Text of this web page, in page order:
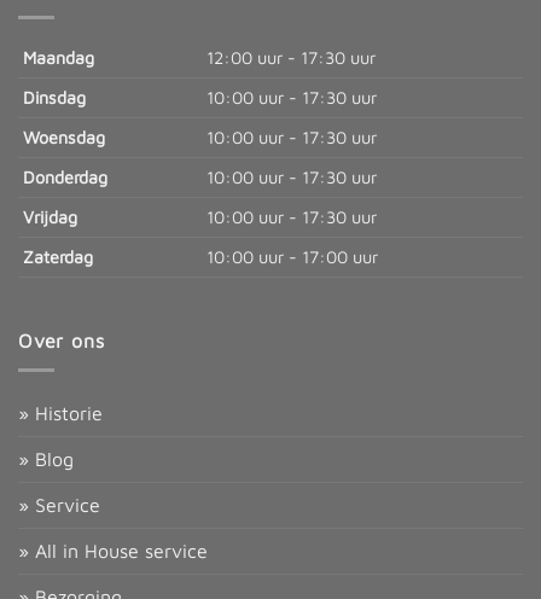
Maandag
12:00 uur - 17:30 uur
Dinsdag
10:00 uur - 17:30 uur
Woensdag
10:00 uur - 17:30 uur
Donderdag
10:00 uur - 17:30 uur
Vrijdag
10:00 uur - 17:30 uur
Zaterdag
10:00 uur - 17:00 uur
Over ons
» Historie
» Blog
» Service
» All in House service